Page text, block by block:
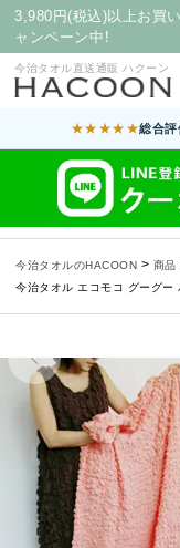
3,980円(税込)以上お買
ャンペーン中！
今治タオル直送通販 ハクーン
★★★★★総合評
今治タオルのHACOON > 商品
今治タオル エコモコ グーグー